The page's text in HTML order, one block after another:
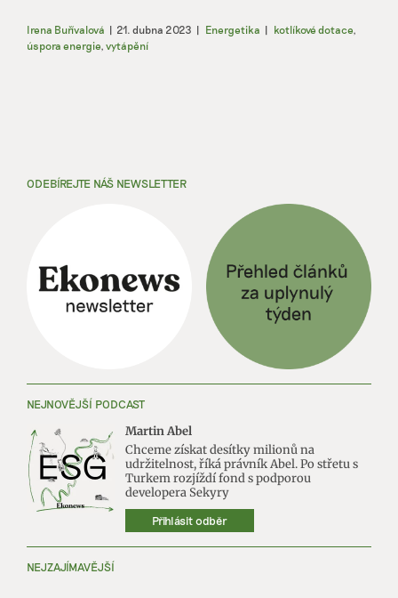
Irena Buřívalová | 21. dubna 2023 | Energetika | kotlíkové dotace,
úspora energie, vytápění
ODEBÍREJTE NÁŠ NEWSLETTER
NEJNOVĚJŠÍ PODCAST
Martin Abel
Chceme získat desítky milionů na
udržitelnost, říká právník Abel. Po střetu s
Turkem rozjíždí fond s podporou
developera Sekyry
Přihlásit odběr
NEJZAJÍMAVĚJŠÍ